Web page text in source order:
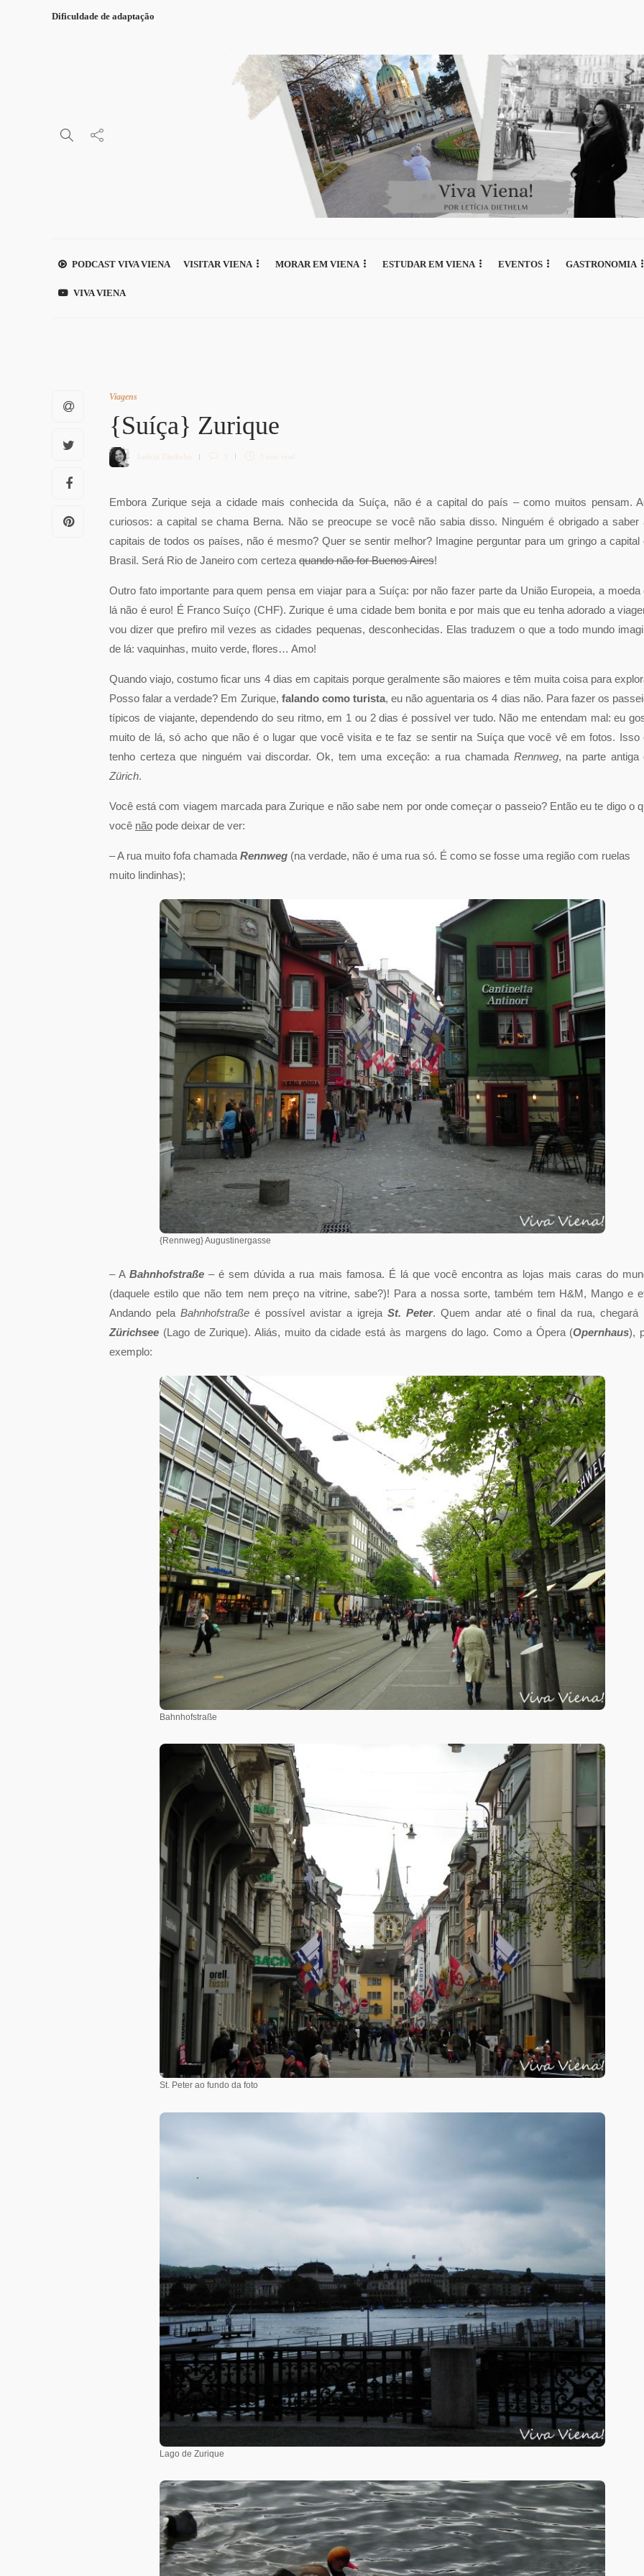
Dificuldade de adaptação
PODCAST VIVA VIENA VISITAR VIENA MORAR EM VIENA ESTUDAR EM VIENA EVENTOS GASTRONOMIA
VIVA VIENA
Viagens
{Suíça} Zurique
Letícia Diethelm 3 3 min read
Embora Zurique seja a cidade mais conhecida da Suíça, não é a capital do país – como muitos pensam.
curiosos: a capital se chama Berna. Não se preocupe se você não sabia disso. Ninguém é obrigado a saber
capitais de todos os países, não é mesmo? Quer se sentir melhor? Imagine perguntar para um gringo a capital
Brasil. Será Rio de Janeiro com certeza quando não for Buenos Aires!
Outro fato importante para quem pensa em viajar para a Suíça: por não fazer parte da União Europeia, a moeda
lá não é euro! É Franco Suíço (CHF). Zurique é uma cidade bem bonita e por mais que eu tenha adorado a
vou dizer que prefiro mil vezes as cidades pequenas, desconhecidas. Elas traduzem o que a todo mundo
de lá: vaquinhas, muito verde, flores… Amo!
Quando viajo, costumo ficar uns 4 dias em capitais porque geralmente são maiores e têm muita coisa para
Posso falar a verdade? Em Zurique, falando como turista, eu não aguentaria os 4 dias não. Para fazer os
típicos de viajante, dependendo do seu ritmo, em 1 ou 2 dias é possível ver tudo. Não me entendam mal: eu
muito de lá, só acho que não é o lugar que você visita e te faz se sentir na Suíça que você vê em fotos. Isso
tenho certeza que ninguém vai discordar. Ok, tem uma exceção: a rua chamada Rennweg, na parte antiga
Zürich.
Você está com viagem marcada para Zurique e não sabe nem por onde começar o passeio? Então eu te digo o
você não pode deixar de ver:
– A rua muito fofa chamada Rennweg (na verdade, não é uma rua só. É como se fosse uma região com ruelas
muito lindinhas);
{Rennweg} Augustinergasse
– ABahnhofstraße – é sem dúvida a rua mais famosa. É lá que você encontra as lojas mais caras do
(daquele estilo que não tem nem preço na vitrine, sabe?)! Para a nossa sorte, também tem H&M, Mango e
Andando pelaBahnhofstraße é possível avistar a igrejaSt. Peter. Quem andar até o final da rua, chegará
Zürichsee (Lago de Zurique). Aliás, muito da cidade está às margens do lago. Como a Ópera (Opernhaus),
exemplo:
Bahnhofstraße
St. Peter ao fundo da foto
Lago de Zurique